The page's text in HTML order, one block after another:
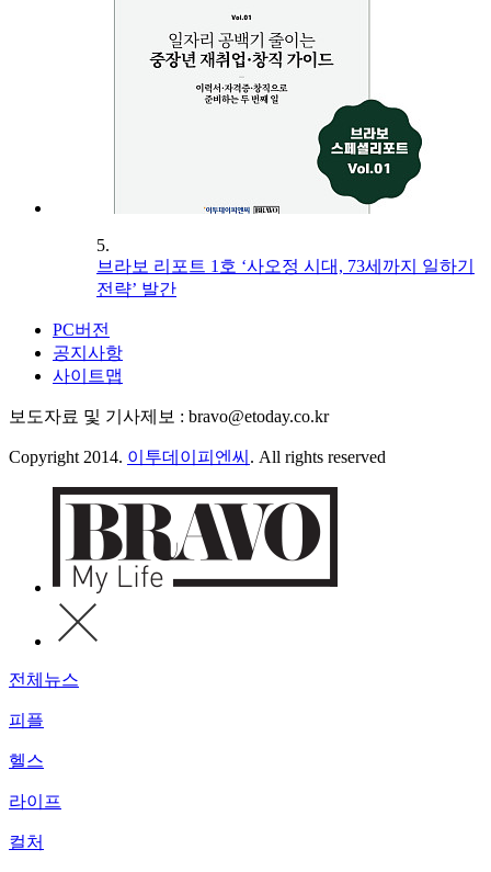
5.
브라보 리포트 1호 ‘사오정 시대, 73세까지 일하기
전략’ 발간
PC버전
공지사항
사이트맵
보도자료 및 기사제보 : bravo@etoday.co.kr
Copyright 2014. 이투데이피엔씨 . All rights reserved
전체뉴스
피플
헬스
라이프
컬처